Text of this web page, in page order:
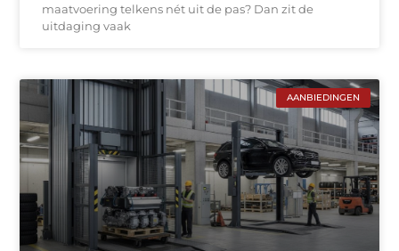
maatvoering telkens nét uit de pas? Dan zit de
uitdaging vaak
AANBIEDINGEN